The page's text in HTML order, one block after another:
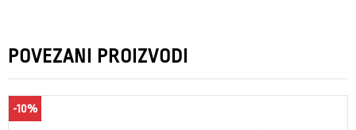
POVEZANI PROIZVODI
-10%